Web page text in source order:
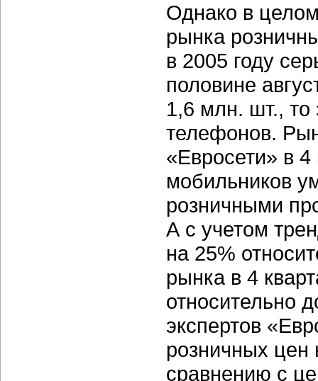
Однако в
рынка
в 2005 году
половине
1,6 млн. шт.,
телефонов.
«Евросети» в
мобильников
розничными
А с учетом
на 25%
рынка в 4
относительно
экспертов
розничных
сравнению с